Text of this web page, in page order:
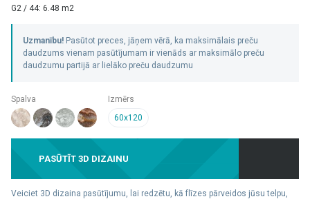
G2 / 44: 6.48 m2
Uzmanību! Pasūtot preces, jāņem vērā, ka maksimālais preču
daudzums vienam pasūtījumam ir vienāds ar maksimālo preču
daudzumu partijā ar lielāko preču daudzumu
Spalva
Izmērs
60x120
PASŪTĪT 3D DIZAINU
Veiciet 3D dizaina pasūtījumu, lai redzētu, kā flīzes pārveidos jūsu telpu,